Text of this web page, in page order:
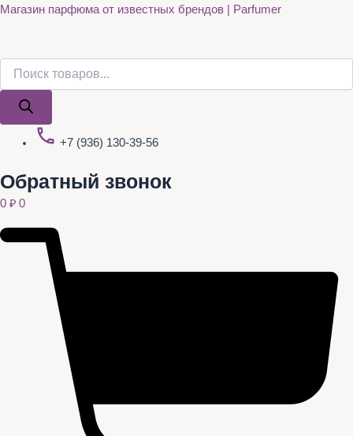
Перейти
Магазин парфюма от известных брендов | Parfumer
Поиск
+7 (936) 130-39-56
Обратный звонок
0 ₽ 0
Поиск
Quantity